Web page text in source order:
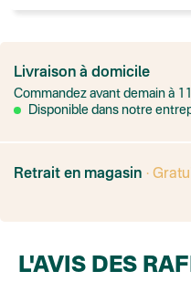
Colissimo suivi
Point relais rapide
Transport Express
Lettre prioritaire
Livraison TNT (expédition par
Point relais Express
Point relais Standard
Livraison à domicile
Commandez avant demain à
Disponible dans notre
Retrait en magasin ·
L'AVIS DES